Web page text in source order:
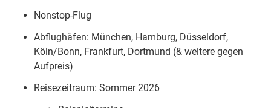
Nonstop-Flug
Abflughäfen: München, Hamburg, Düsseldorf,
Köln/Bonn, Frankfurt, Dortmund (& weitere gegen
Aufpreis)
Reisezeitraum: Sommer 2026